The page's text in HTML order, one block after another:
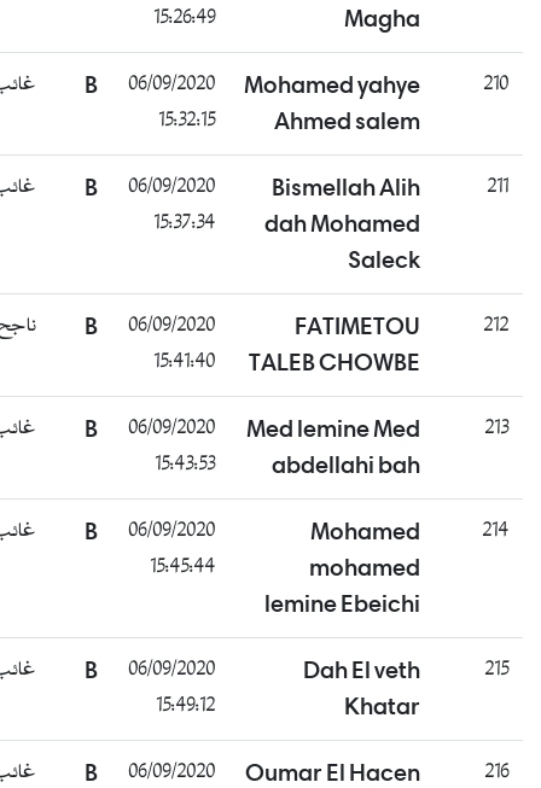
Magha
15:26:49
210
Mohamed yahye
Ahmed salem
06/09/2020
15:32:15
غائب
Bismellah Alih
dah Mohamed
Saleck
06/09/2020
15:37:34
غائب
212
FATIMETOU
TALEB CHOWBE
06/09/2020
15:41:40
ناجح
213
Med lemine Med
abdellahi bah
06/09/2020
15:43:53
غائب
214
Mohamed
mohamed
lemine Ebeichi
06/09/2020
15:45:44
غائب
215
Dah El veth
Khatar
06/09/2020
15:49:12
غائب
216
Oumar El Hacen
06/09/2020
غائب